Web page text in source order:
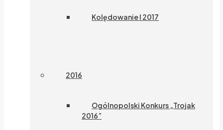
Kolędowanie I 2017
2016
Ogólnopolski Konkurs „Trojak
2016”